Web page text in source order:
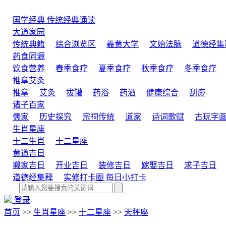
国学经典 传统经典诵读
大道家园
传统典籍
综合浏览区 羲黄大学 文始法脉
道德经集
药食同源
饮食营养
春季食疗 夏季食疗 秋季食疗 冬季食疗
推拿艾灸
推拿
艾灸 拔罐 药浴 药酒 健康综合
刮痧
诸子百家
儒家
历史探究 宗祠传统 道家 诗词歌赋 古玩字画
生肖星座
十二生肖
十二星座
黄道吉日
搬家吉日
开业吉日 装修吉日 嫁娶吉日
求子吉日
道德经集释
实修打卡圈 每日小打卡
登录
首页 >> 生肖星座 >> 十二星座 >> 天秤座